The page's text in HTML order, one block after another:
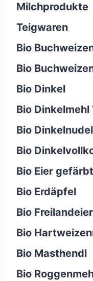
Milchprodukte
Teigwaren
Bio
Bio
Bio Dinkel
Bio Dinkelmehl
Bio
Bio
Bio Eier gefärbt
Bio Erdäpfel
Bio
Bio
Bio Masthendl
Bio